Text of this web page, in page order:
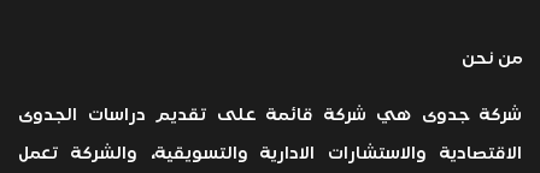
من نحن
شركة جدوى هي شركة قائمة على تقديم دراسات الجدوى
الاقتصادية والاستشارات الادارية والتسويقية، والشركة تعمل